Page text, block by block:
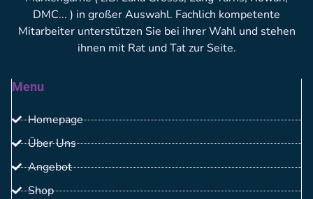
DMC... ) in großer Auswahl. Fachlich kompetente
Mitarbeiter unterstützen Sie bei ihrer Wahl und stehen
ihnen mit Rat und Tat zur Seite.
Menu
Homepage
Über Uns
Angebot
Shop